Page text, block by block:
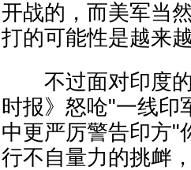
开战的，而美军当
打的可能性是越来
不过面对印度的
时报》怒呛"一线印
中更严厉警告印方"
行不自量力的挑衅